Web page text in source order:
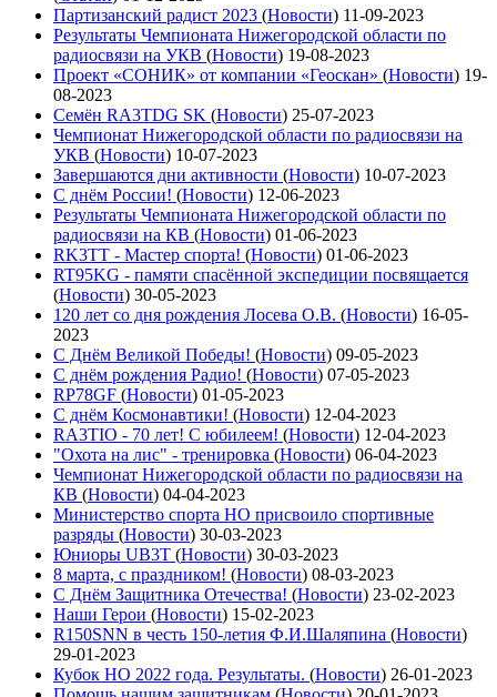
Партизанский радист 2023 (Новости) 11-09-2023
Результаты Чемпионата Нижегородской области по
радиосвязи на УКВ (Новости) 19-08-2023
Проект «СОНИК» от компании «Геоскан» (Новости) 19-
08-2023
Семён RA3TDG SK (Новости) 25-07-2023
Чемпионат Нижегородской области по радиосвязи на
УКВ (Новости) 10-07-2023
Завершаются дни активности (Новости) 10-07-2023
С днём России! (Новости) 12-06-2023
Результаты Чемпионата Нижегородской области по
радиосвязи на КВ (Новости) 01-06-2023
RK3TT - Мастер спорта! (Новости) 01-06-2023
RT95KG - памяти спасённой экспедиции посвящается
(Новости) 30-05-2023
120 лет со дня рождения Лосева О.В. (Новости) 16-05-
2023
С Днём Великой Победы! (Новости) 09-05-2023
С днём рождения Радио! (Новости) 07-05-2023
RP78GF (Новости) 01-05-2023
С днём Космонавтики! (Новости) 12-04-2023
RA3TIO - 70 лет! С юбилеем! (Новости) 12-04-2023
"Охота на лис" - тренировка (Новости) 06-04-2023
Чемпионат Нижегородской области по радиосвязи на
КВ (Новости) 04-04-2023
Министерство спорта НО присвоило спортивные
разряды (Новости) 30-03-2023
Юниоры UB3T (Новости) 30-03-2023
8 марта, с праздником! (Новости) 08-03-2023
С Днём Защитника Отечества! (Новости) 23-02-2023
Наши Герои (Новости) 15-02-2023
R150SNN в честь 150-летия Ф.И.Шаляпина (Новости)
29-01-2023
Кубок НО 2022 года. Результаты. (Новости) 26-01-2023